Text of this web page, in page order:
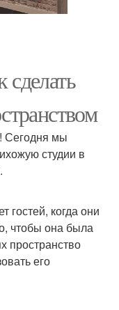
сделать
Сегодня мы
студии в
гостей, когда они
чтобы она была
пространство
его